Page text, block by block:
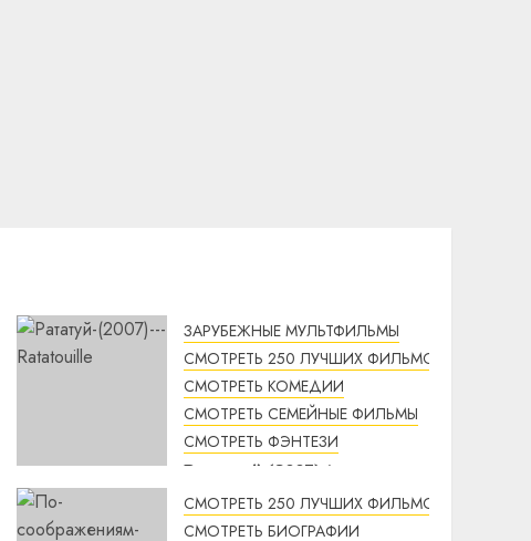
ЗАРУБЕЖНЫЕ МУЛЬТФИЛЬМЫ
СМОТРЕТЬ 250 ЛУЧШИХ ФИЛЬМОВ
СМОТРЕТЬ КОМЕДИИ
СМОТРЕТЬ СЕМЕЙНЫЕ ФИЛЬМЫ
СМОТРЕТЬ ФЭНТЕЗИ
Рататуй (2007) /
Ratatouille смотреть
онлайн
СМОТРЕТЬ 250 ЛУЧШИХ ФИЛЬМОВ
СМОТРЕТЬ БИОГРАФИИ